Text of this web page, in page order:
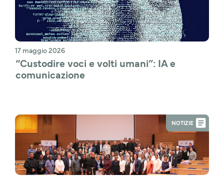
17 maggio 2026
“Custodire voci e volti umani”: IA e
NOTIZIE